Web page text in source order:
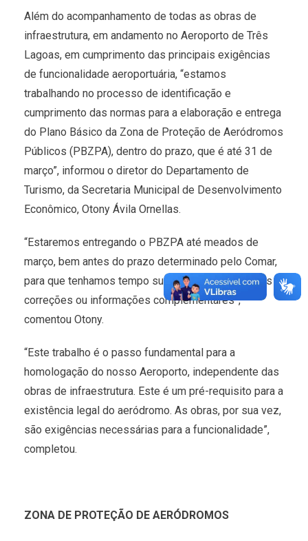
Além do acompanhamento de todas as obras de
infraestrutura, em andamento no Aeroporto de Três
Lagoas, em cumprimento das principais exigências
de funcionalidade aeroportuária, “estamos
trabalhando no processo de identificação e
cumprimento das normas para a elaboração e entrega
do Plano Básico da Zona de Proteção de Aeródromos
Públicos (PBZPA), dentro do prazo, que é até 31 de
março”, informou o diretor do Departamento de
Turismo, da Secretaria Municipal de Desenvolvimento
Econômico, Otony Ávila Ornellas.
“Estaremos entregando o PBZPA até meados de
março, bem antes do prazo determinado pelo Comar,
para que tenhamos tempo suficiente para eventuais
correções ou informações complementares”,
comentou Otony.
“Este trabalho é o passo fundamental para a
homologação do nosso Aeroporto, independente das
obras de infraestrutura. Este é um pré-requisito para a
existência legal do aeródromo. As obras, por sua vez,
são exigências necessárias para a funcionalidade”,
completou.
ZONA DE PROTEÇÃO DE AERÓDROMOS